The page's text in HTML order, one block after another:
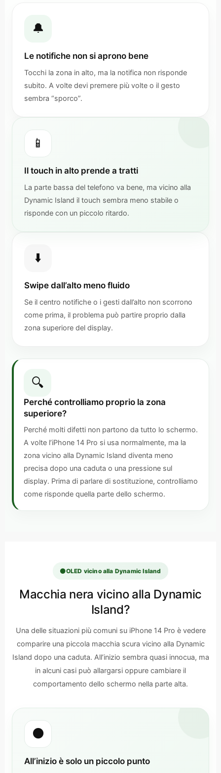
🔔
Le notifiche non si aprono bene
Tocchi la zona in alto, ma la notifica non risponde
subito. A volte devi premere più volte o il gesto
sembra “sporco”.
📱
Il touch in alto prende a tratti
La parte bassa del telefono va bene, ma vicino alla
Dynamic Island il touch sembra meno stabile o
risponde con un piccolo ritardo.
⬇️
Swipe dall’alto meno fluido
Se il centro notifiche o i gesti dall’alto non scorrono
come prima, il problema può partire proprio dalla
zona superiore del display.
🔍
Perché controlliamo proprio la zona
superiore?
Perché molti difetti non partono da tutto lo schermo.
A volte l’iPhone 14 Pro si usa normalmente, ma la
zona vicino alla Dynamic Island diventa meno
precisa dopo una caduta o una pressione sul
display. Prima di parlare di sostituzione, controlliamo
come risponde quella parte dello schermo.
⚫OLED vicino alla Dynamic Island
Macchia nera vicino alla Dynamic
Island?
Una delle situazioni più comuni su iPhone 14 Pro è vedere
comparire una piccola macchia scura vicino alla Dynamic
Island dopo una caduta. All’inizio sembra quasi innocua, ma
in alcuni casi può allargarsi oppure cambiare il
comportamento dello schermo nella parte alta.
⚫
All’inizio è solo un piccolo punto